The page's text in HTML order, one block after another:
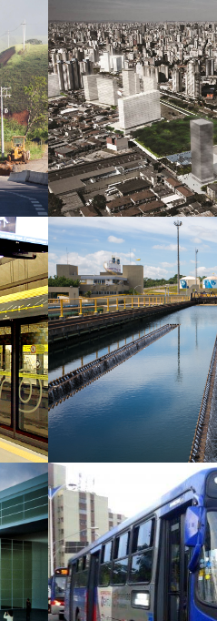
Habitação (1º
Sistema Produtor
Taiaçupeba
Transporte
de Passageiros
Metropolitanas